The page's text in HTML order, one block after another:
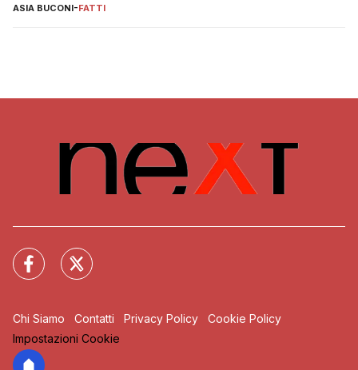
ASIA BUCONI-FATTI
Chi Siamo Contatti Privacy Policy
Cookie Policy
Impostazioni Cookie